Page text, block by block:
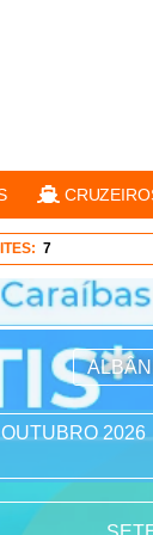
7
OUTUBRO 2026